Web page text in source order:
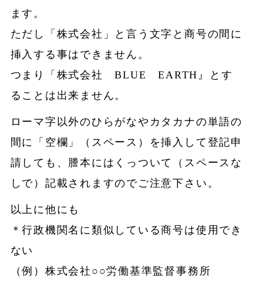
ます。
ただし「株式会社」と言う文字と商号の間に
挿入する事はできません。
つまり「株式会社 BLUE EARTH』とす
ることは出来ません。
ローマ字以外のひらがなやカタカナの単語の
間に「空欄」（スペース）を挿入して登記申
請しても、謄本にはくっついて（スペースな
しで）記載されますのでご注意下さい。
以上に他にも
＊行政機関名に類似している商号は使用でき
ない
（例）株式会社○○労働基準監督事務所